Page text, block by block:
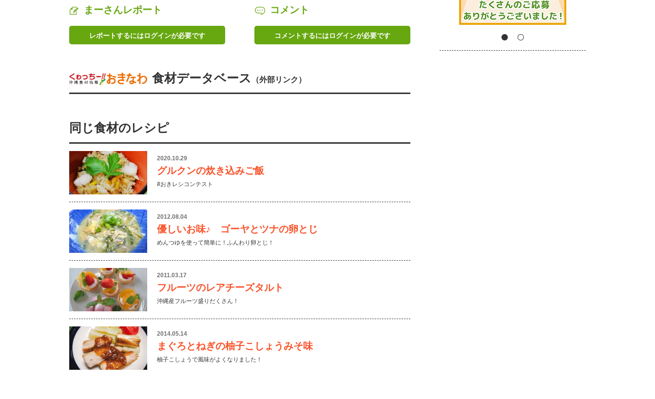
まーさんレポート
レポートするにはログインが必要です
コメント
コメントするにはログインが必要です
食材データベース （外部リンク）
同じ食材のレシピ
2020.10.29
グルクンの炊き込みご飯
#おきレシコンテスト
2012.08.04
優しいお味♪ ゴーヤとツナの卵とじ
めんつゆを使って簡単に！ふんわり卵とじ！
2011.03.17
フルーツのレアチーズタルト
沖縄産フルーツ盛りだくさん！
2014.05.14
まぐろとねぎの柚子こしょうみそ味
柚子こしょうで風味がよくなりました！